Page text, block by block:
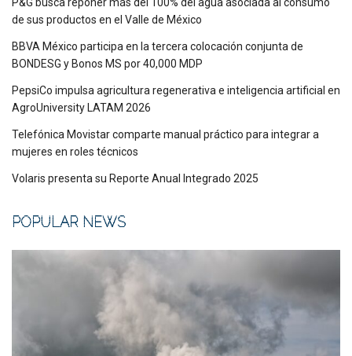
de sus productos en el Valle de México
BBVA México participa en la tercera colocación conjunta de
BONDESG y Bonos MS por 40,000 MDP
PepsiCo impulsa agricultura regenerativa e inteligencia artificial en
AgroUniversity LATAM 2026
Telefónica Movistar comparte manual práctico para integrar a
mujeres en roles técnicos
Volaris presenta su Reporte Anual Integrado 2025
POPULAR NEWS